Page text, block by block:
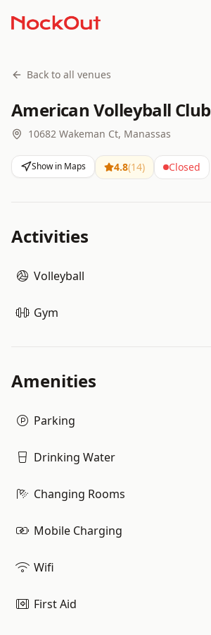
Back to all venues
American Volleyball Club
10682 Wakeman Ct, Manassas
Show in Maps 4.8(14) Closed
Activities
Volleyball
Gym
Amenities
Parking
Drinking Water
Changing Rooms
Mobile Charging
Wifi
First Aid